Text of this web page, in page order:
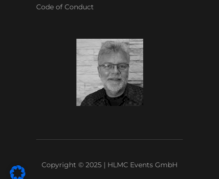
Code of Conduct
Copyright © 2025 | HLMC Events GmbH